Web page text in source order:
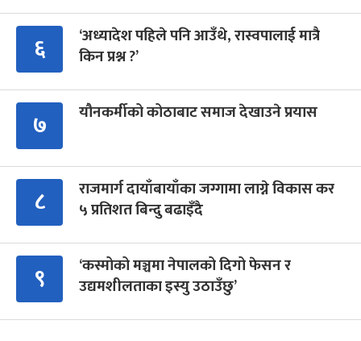
६
‘अध्यादेश पहिले पनि आउँथे, रास्वपालाई मात्रै
किन प्रश्न ?’
७ यौनकर्मीको कोठाबाट समाज देखाउने प्रयास
८
राजमार्ग दायाँबायाँका जग्गामा लाग्ने विकास कर
५ प्रतिशत बिन्दु बढाइँदै
९
‘कस्मोको मञ्चमा नेपालको दिगो फेसन र
उद्यमशीलताका इस्यु उठाउँछु’